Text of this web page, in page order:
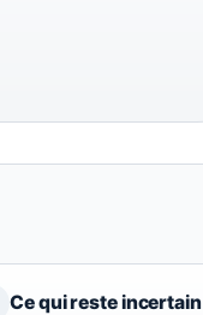
Ce qui reste incertain